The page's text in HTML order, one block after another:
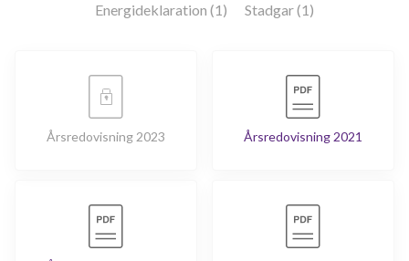
Energideklaration (1)
Stadgar (1)
Årsredovisning 2023 Årsredovisning 2021